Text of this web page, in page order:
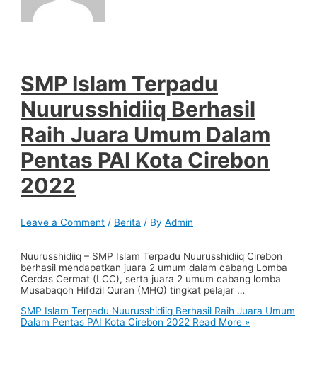
SMP Islam Terpadu
Nuurusshidiiq Berhasil
Raih Juara Umum Dalam
Pentas PAI Kota Cirebon
2022
Leave a Comment / Berita / ByAdmin
Nuurusshidiiq – SMP Islam Terpadu Nuurusshidiiq Cirebon
berhasil mendapatkan juara 2 umum dalam cabang Lomba
Cerdas Cermat (LCC), serta juara 2 umum cabang lomba
Musabaqoh Hifdzil Quran (MHQ) tingkat pelajar …
SMP Islam Terpadu Nuurusshidiiq Berhasil Raih Juara Umum
Dalam Pentas PAI Kota Cirebon 2022 Read More »